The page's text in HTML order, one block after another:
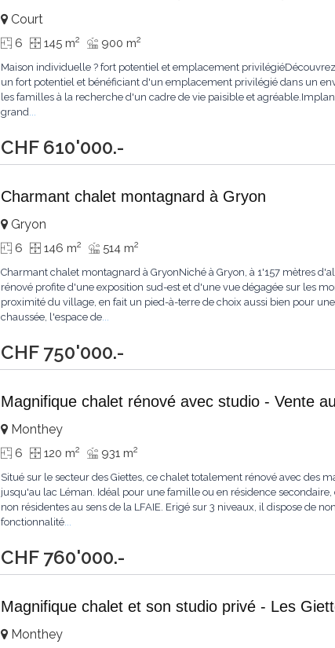
CHF 610'000.-
Court
6 145 m2 900 m2
Maison individuelle ? fort potentiel et emplacement
un fort potentiel et bénéficiant d'un emplacement privilégié dans un
les familles à la recherche d'un cadre de vie paisible et
grand...
Charmant chalet montagnard à Gryon
CHF 750'000.-
Gryon
6 146 m2 514 m2
Charmant chalet montagnard à GryonNiché à Gryon, à 1'157 mètres
rénové profite d'une exposition sud-est et d'une vue dégagée sur les
proximité du village, en fait un pied-à-terre de choix aussi bien pour
chaussée, l'espace de...
Magnifique chalet rénové avec studio - Vente
CHF 760'000.-
Monthey
6 120 m2 931 m2
Situé sur le secteur des Giettes, ce chalet totalement rénové avec des
jusqu'au lac Léman. Idéal pour une famille ou en résidence
non résidentes au sens de la LFAIE. Erigé sur 3 niveaux, il dispose de
fonctionnalité...
Magnifique chalet et son studio privé - Les
Monthey